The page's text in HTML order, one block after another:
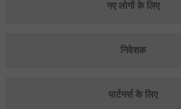
नए लोगों के लिए
निवेशक
पार्टनर्स के लिए